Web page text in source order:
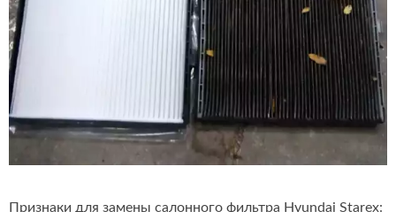
Признаки для замены салонного фильтра Hyundai Starex: